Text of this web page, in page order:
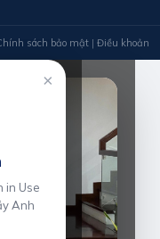
sách bảo mật | Điều khoản
×
in Use
Anh